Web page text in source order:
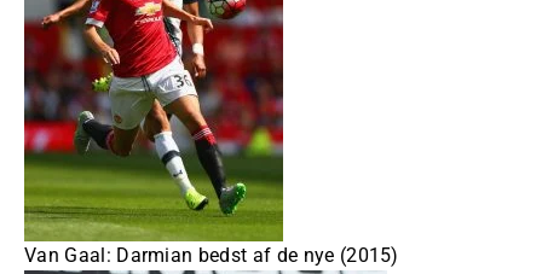
Van Gaal: Darmian bedst af de nye (2015)